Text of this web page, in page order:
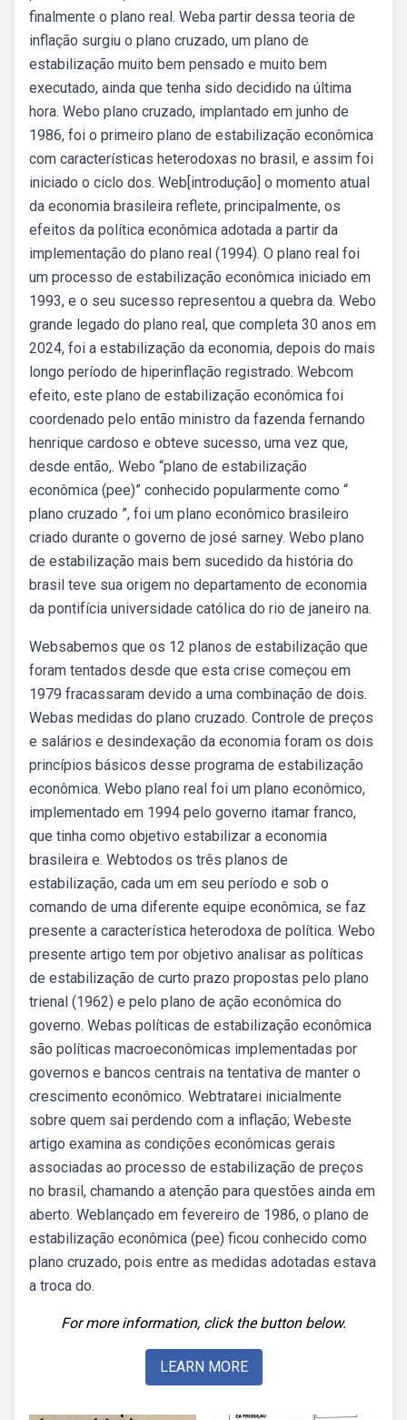
finalmente o plano real. Weba partir dessa teoria de
inflação surgiu o plano cruzado, um plano de
estabilização muito bem pensado e muito bem
executado, ainda que tenha sido decidido na última
hora. Webo plano cruzado, implantado em junho de
1986, foi o primeiro plano de estabilização econômica
com características heterodoxas no brasil, e assim foi
iniciado o ciclo dos. Web[introdução] o momento atual
da economia brasileira reflete, principalmente, os
efeitos da política econômica adotada a partir da
implementação do plano real (1994). O plano real foi
um processo de estabilização econômica iniciado em
1993, e o seu sucesso representou a quebra da. Webo
grande legado do plano real, que completa 30 anos em
2024, foi a estabilização da economia, depois do mais
longo período de hiperinflação registrado. Webcom
efeito, este plano de estabilização econômica foi
coordenado pelo então ministro da fazenda fernando
henrique cardoso e obteve sucesso, uma vez que,
desde então,. Webo “plano de estabilização
econômica (pee)” conhecido popularmente como “
plano cruzado ”, foi um plano econômico brasileiro
criado durante o governo de josé sarney. Webo plano
de estabilização mais bem sucedido da história do
brasil teve sua origem no departamento de economia
da pontifícia universidade católica do rio de janeiro na.
Websabemos que os 12 planos de estabilização que
foram tentados desde que esta crise começou em
1979 fracassaram devido a uma combinação de dois.
Webas medidas do plano cruzado. Controle de preços
e salários e desindexação da economia foram os dois
princípios básicos desse programa de estabilização
econômica. Webo plano real foi um plano econômico,
implementado em 1994 pelo governo itamar franco,
que tinha como objetivo estabilizar a economia
brasileira e. Webtodos os três planos de
estabilização, cada um em seu período e sob o
comando de uma diferente equipe econômica, se faz
presente a característica heterodoxa de política. Webo
presente artigo tem por objetivo analisar as políticas
de estabilização de curto prazo propostas pelo plano
trienal (1962) e pelo plano de ação econômica do
governo. Webas políticas de estabilização econômica
são políticas macroeconômicas implementadas por
governos e bancos centrais na tentativa de manter o
crescimento econômico. Webtratarei inicialmente
sobre quem sai perdendo com a inflação; Webeste
artigo examina as condições econômicas gerais
associadas ao processo de estabilização de preços
no brasil, chamando a atenção para questões ainda em
aberto. Weblançado em fevereiro de 1986, o plano de
estabilização econômica (pee) ficou conhecido como
plano cruzado, pois entre as medidas adotadas estava
a troca do.
For more information, click the button below.
LEARN MORE